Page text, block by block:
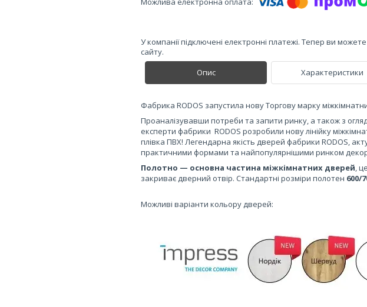
У компанії підключені електронні платежі. Тепер ви
сайту.
Опис
Характеристики
Фабрика RODOS запустила нову Торгову марку
Проаналізувавши потреби та запити ринку, а також з
експерти фабрики RODOS розробили нову лінійку
плівка ПВХ! Легендарна якість дверей фабрики RODOS,
практичними формами та найпопулярнішими ринком
Полотно — основна частина міжкімнатних дверей,
закриває дверний отвір. Стандартні розміри полотен
Можливі варіанти кольору дверей: